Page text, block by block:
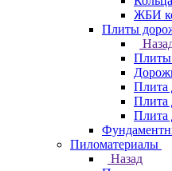
ЖБИ
Плиты
Плита
Плита
Плита
Пиломатериалы
Назад